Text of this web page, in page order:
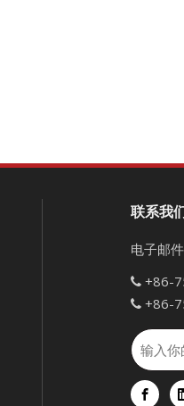
联系我
电子邮件
 +86-
 +86-